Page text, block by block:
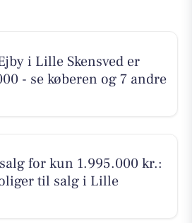
i Lille Skensved er
- se køberen og 7 andre
for kun 1.995.000 kr.:
til salg i Lille